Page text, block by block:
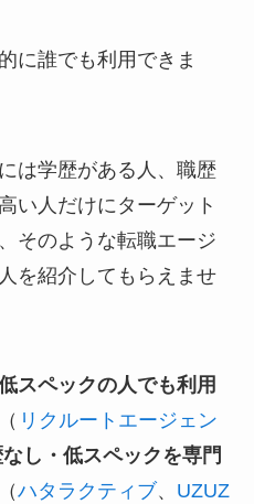
に誰でも利用できま
は学歴がある人、職歴
い人だけにターゲット
そのような転職エージ
を紹介してもらえませ
スペックの人でも利用
（ リクルートエージェン
し・低スペックを専門
（ハタラクティブ、 UZUZ